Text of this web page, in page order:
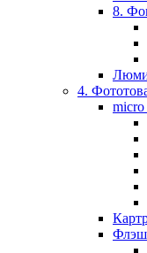
8.
4.
micro
Флэш